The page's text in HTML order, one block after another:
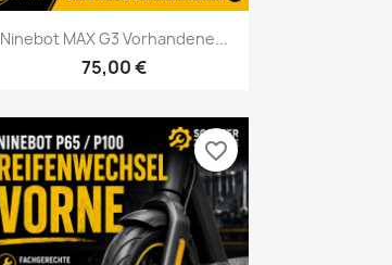
Vorschau
Ninebot MAX G3 Vorhandene...
75,00 €
favorite_border